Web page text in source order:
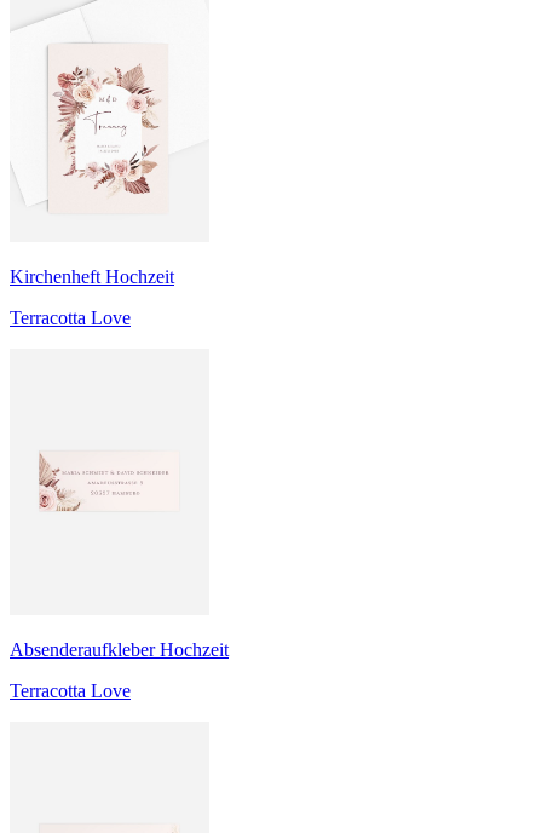
Kirchenheft Hochzeit
Terracotta Love
Absenderaufkleber Hochzeit
Terracotta Love